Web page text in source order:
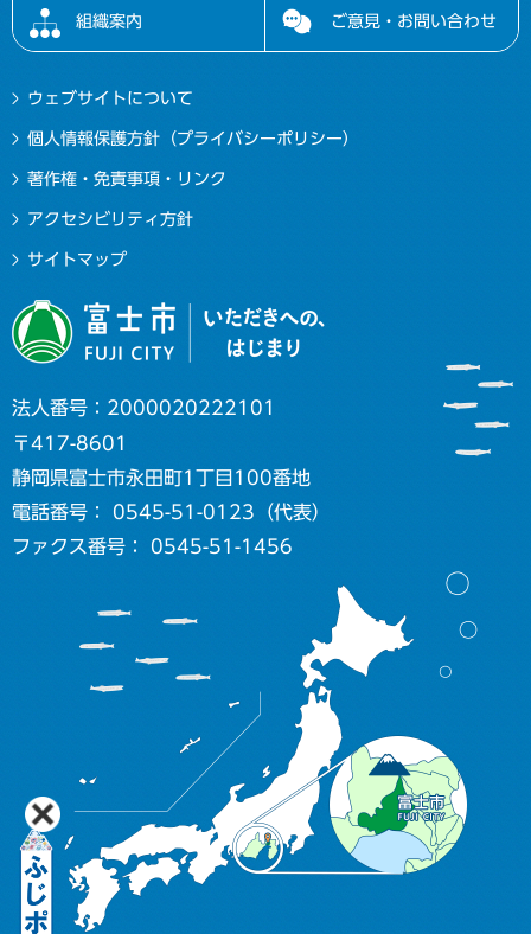
組織案内 ご意見・お問い合わせ
ウェブサイトについて
個人情報保護方針（プライバシーポリシー）
著作権・免責事項・リンク
アクセシビリティ方針
サイトマップ
法人番号：2000020222101
〒417-8601
静岡県富士市永田町1丁目100番地
電話番号： 0545-51-0123（代表）
ファクス番号： 0545-51-1456